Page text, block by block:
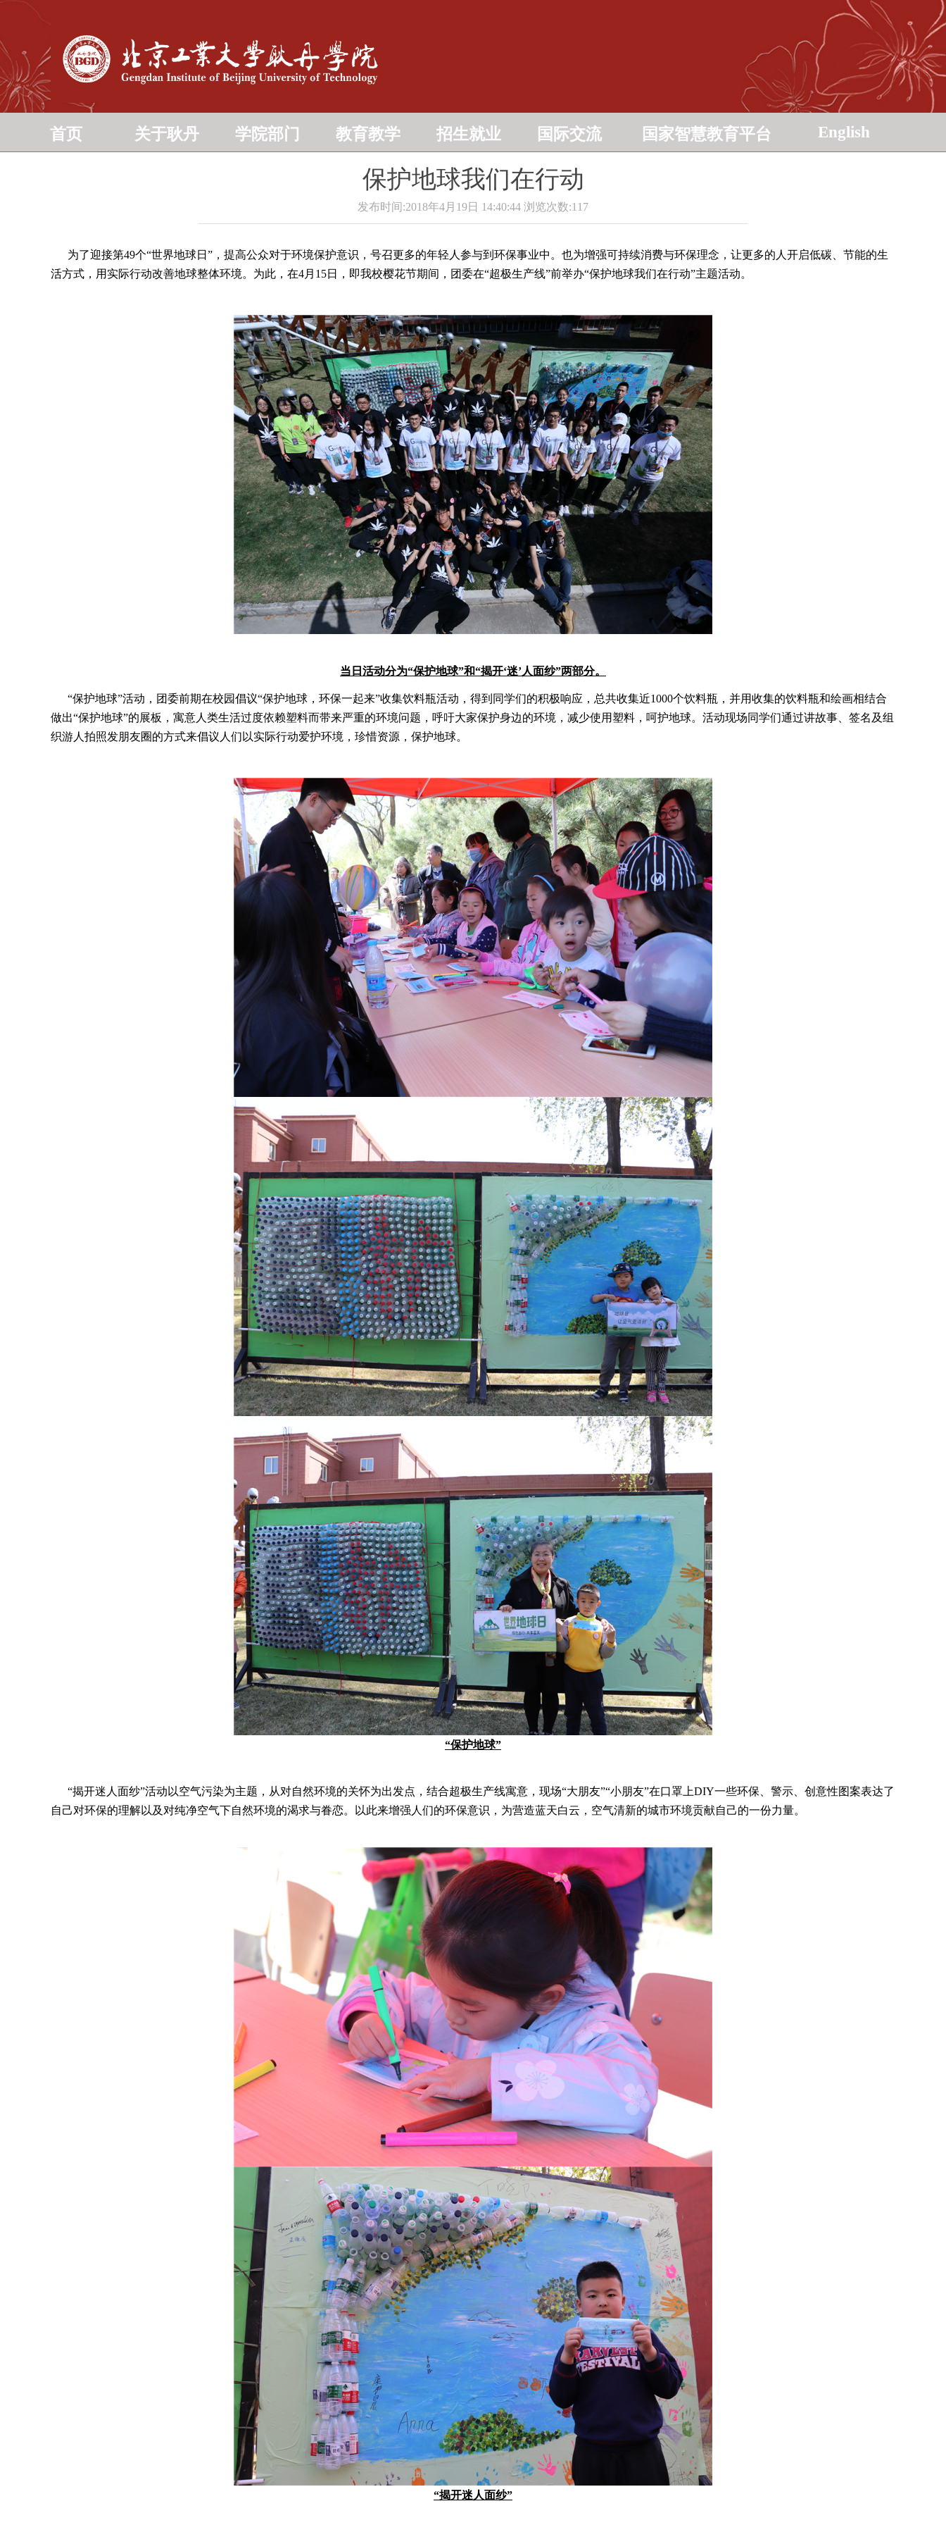
首页 关于耿丹 学院部门 教育教学 招生就业 国际交流 国家智慧教育平台 English
保护地球我们在行动
发布时间:2018年4月19日 14:40:44 浏览次数:117
为了迎接第49个“世界地球日”，提高公众对于环境保护意识，号召更多的年轻人参与到环保事业中。也为增强可持续消费与环保理念，让更多的人开启低碳、节能的生
活方式，用实际行动改善地球整体环境。为此，在4月15日，即我校樱花节期间，团委在“超极生产线”前举办“保护地球我们在行动”主题活动。
当日活动分为“保护地球”和“揭开‘迷’人面纱”两部分。
“保护地球”活动，团委前期在校园倡议“保护地球，环保一起来”收集饮料瓶活动，得到同学们的积极响应，总共收集近1000个饮料瓶，并用收集的饮料瓶和绘画相结合
做出“保护地球”的展板，寓意人类生活过度依赖塑料而带来严重的环境问题，呼吁大家保护身边的环境，减少使用塑料，呵护地球。活动现场同学们通过讲故事、签名及组
织游人拍照发朋友圈的方式来倡议人们以实际行动爱护环境，珍惜资源，保护地球。
“保护地球”
“揭开迷人面纱”活动以空气污染为主题，从对自然环境的关怀为出发点，结合超极生产线寓意，现场“大朋友”“小朋友”在口罩上DIY一些环保、警示、创意性图案表达了
自己对环保的理解以及对纯净空气下自然环境的渴求与眷恋。以此来增强人们的环保意识，为营造蓝天白云，空气清新的城市环境贡献自己的一份力量。
“揭开迷人面纱”